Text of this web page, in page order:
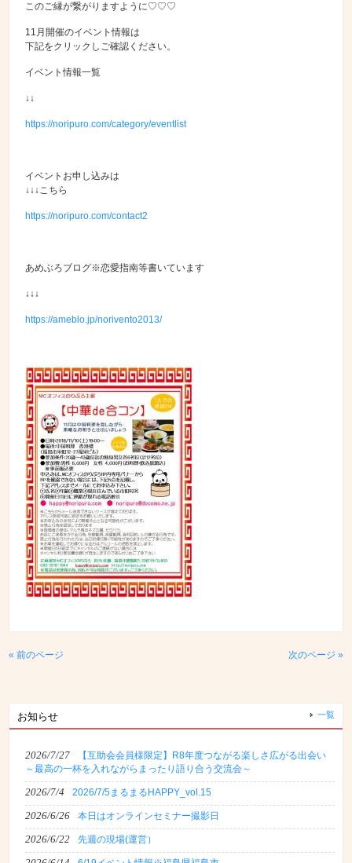
このご縁が繋がりますように♡♡♡
11月開催のイベント情報は
下記をクリックしご確認ください。
イベント情報一覧
↓↓
https://noripuro.com/category/eventlist
イベントお申し込みは
↓↓↓こちら
https://noripuro.com/contact2
あめぶろブログ※恋愛指南等書いています
↓↓↓
https://ameblo.jp/norivento2013/
« 前のページ 次のページ »
お知らせ 一覧
2026/7/27
【互助会会員様限定】R8年度つながる楽しさ広がる出会い
～最高の一杯を入れながらまったり語り合う交流会～
2026/7/4 2026/7/5まるまるHAPPY_vol.15
2026/6/26 本日はオンラインセミナー撮影日
2026/6/22 先週の現場(運営）